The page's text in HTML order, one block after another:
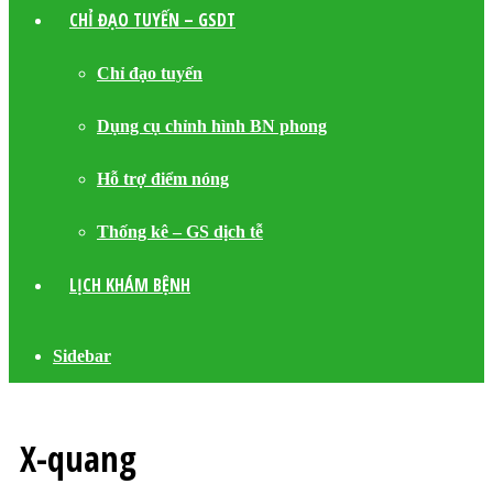
CHỈ ĐẠO TUYẾN – GSDT
Chỉ đạo tuyến
Dụng cụ chỉnh hình BN phong
Hỗ trợ điểm nóng
Thống kê – GS dịch tễ
LỊCH KHÁM BỆNH
Sidebar
X-quang